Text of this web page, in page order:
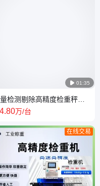
 01:35
检测剔除高精度检重秤皮
者滚轴根据物料大小可选
4.80万/台
在线交易